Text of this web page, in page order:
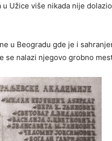
u Užice više nikada nije
u Beogradu gde je i
se nalazi njegovo grobno